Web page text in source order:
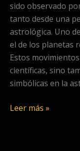
sido observado
tanto desde una
astrológica. Uno
el de los planetas
Estos
científicas, sino
simbólicas en la
Leer más »